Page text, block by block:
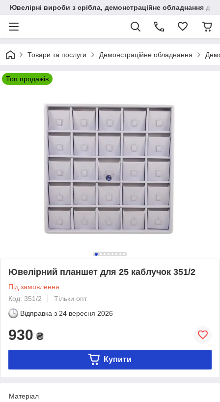
Ювелірні вироби з срібла, демонстраційне обладнання
Товари та послуги Демонстраційне обладнання
Топ продажів
Ювелірний планшет для 25 каблучок 351/2
Під замовлення
Код: 351/2
Тільки опт
Відправка з 24 вересня 2026
930 ₴
Купити
Матеріал